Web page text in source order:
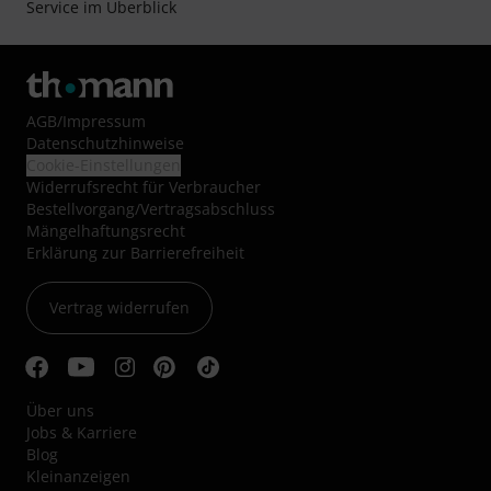
Service im Überblick
AGB/Impressum
Datenschutzhinweise
Widerrufsrecht für Verbraucher
Bestellvorgang/Vertragsabschluss
Mängelhaftungsrecht
Erklärung zur Barrierefreiheit
Vertrag widerrufen
Über uns
Jobs & Karriere
Blog
Kleinanzeigen